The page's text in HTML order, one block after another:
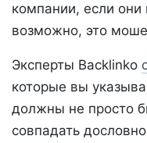
компании, если
возможно, это
Эксперты Backlinko
которые вы
должны не просто
совпадать